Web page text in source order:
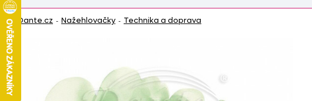
Dante.cz - Nažehlovačky - Technika a doprava